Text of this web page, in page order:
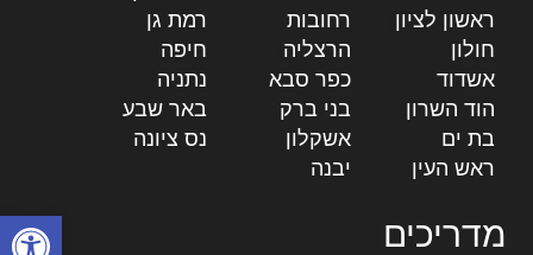
פתח
ראשון לציון
רחובות רמת גן
חולון
הרצליה חיפה
אשדוד
כפר סבא נתניה
הוד השרון
בני ברק באר שבע
בת ים
אשקלון נס ציונה
ראש העין
יבנה
מדריכים